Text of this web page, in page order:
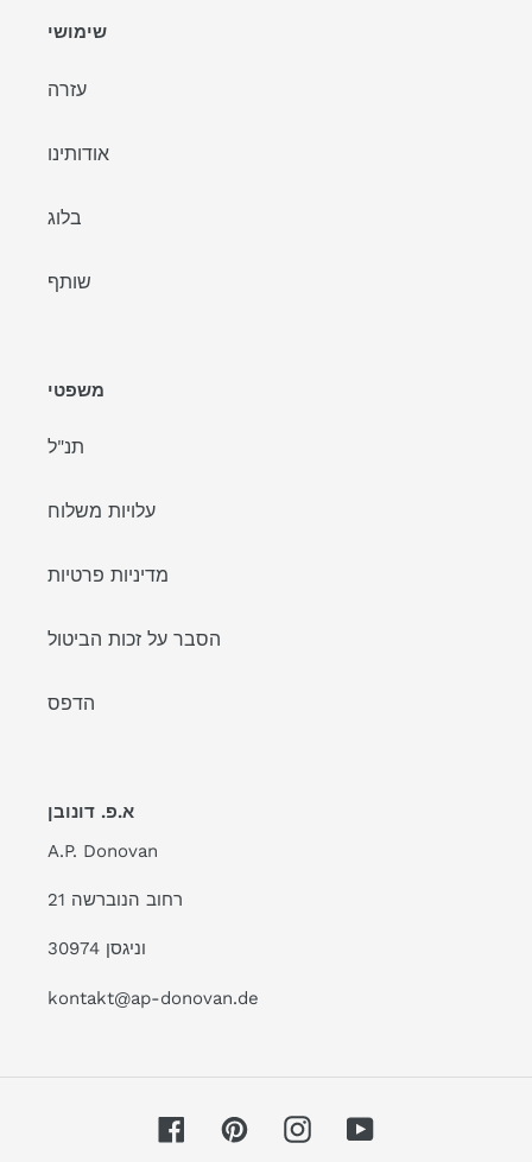
שימושי
עזרה
אודותינו
בלוג
שותף
משפטי
תנ"ל
עלויות משלוח
מדיניות פרטיות
הסבר על זכות הביטול
הדפס
א.פ. דונובן
A.P. Donovan
רחוב הנוברשה 21
30974 וניגסן
kontakt@ap-donovan.de
FacebookPinterestInstagramYouTube